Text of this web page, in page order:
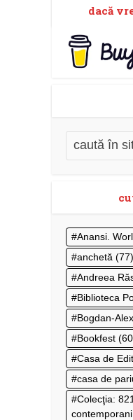
dacă
Anansi.
anchetă (77)
Andreea
Biblioteca
Bogdan-
Bookfest
Casa de
casa de
Colecţia:
contemporani